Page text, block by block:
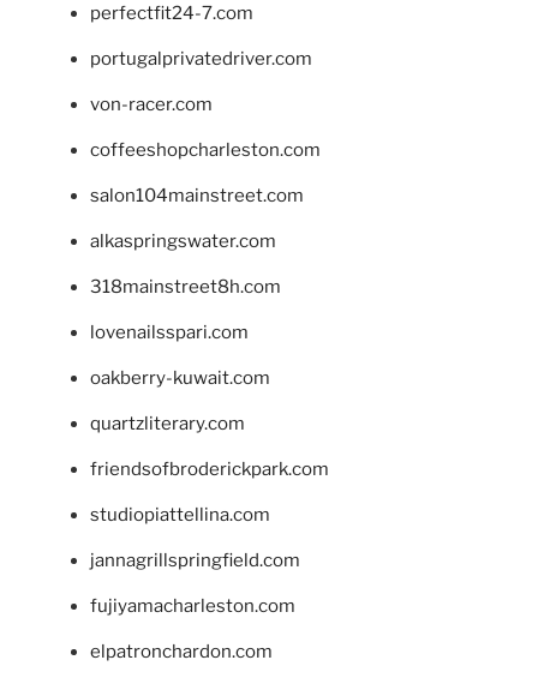
perfectfit24-7.com
portugalprivatedriver.com
von-racer.com
coffeeshopcharleston.com
salon104mainstreet.com
alkaspringswater.com
318mainstreet8h.com
lovenailsspari.com
oakberry-kuwait.com
quartzliterary.com
friendsofbroderickpark.com
studiopiattellina.com
jannagrillspringfield.com
fujiyamacharleston.com
elpatronchardon.com